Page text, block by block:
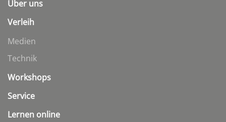
Über uns
Verleih
Medien
Technik
Workshops
Service
Lernen online